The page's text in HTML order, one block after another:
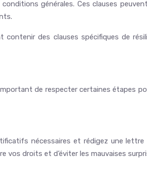
générales. Ces clauses
des clauses spécifiques de
de respecter certaines étapes
nécessaires et rédigez une
droits et d’éviter les mauvaises